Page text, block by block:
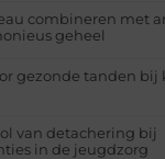
combineren met
geheel
gezonde tanden bij
van detachering bij
in de jeugdzorg